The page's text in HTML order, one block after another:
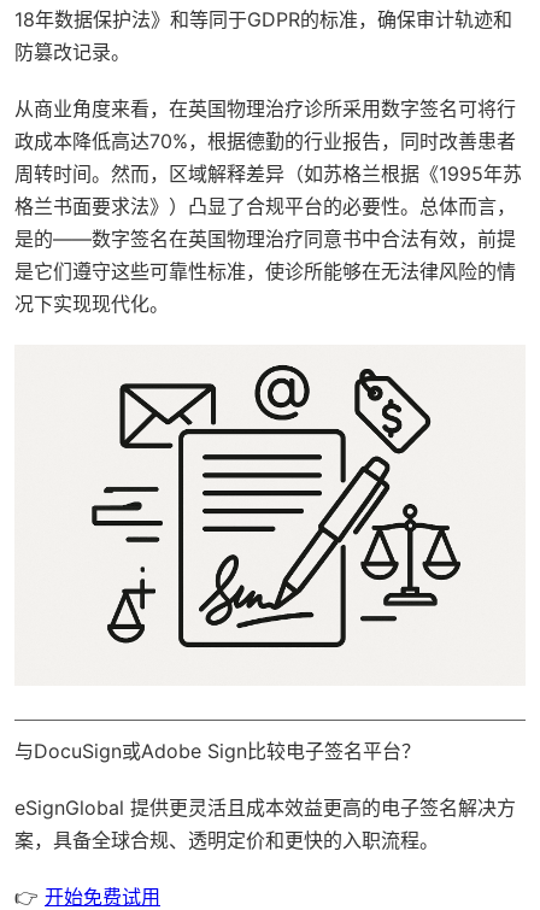
18年数据保护法》和等同于GDPR的标准，确保审计轨迹和
防篡改记录。
从商业角度来看，在英国物理治疗诊所采用数字签名可将行
政成本降低高达70%，根据德勤的行业报告，同时改善患者
周转时间。然而，区域解释差异（如苏格兰根据《1995年苏
格兰书面要求法》）凸显了合规平台的必要性。总体而言，
是的——数字签名在英国物理治疗同意书中合法有效，前提
是它们遵守这些可靠性标准，使诊所能够在无法律风险的情
况下实现现代化。
与DocuSign或Adobe Sign比较电子签名平台？
eSignGlobal 提供更灵活且成本效益更高的电子签名解决方
案，具备全球合规、透明定价和更快的入职流程。
👉 开始免费试用